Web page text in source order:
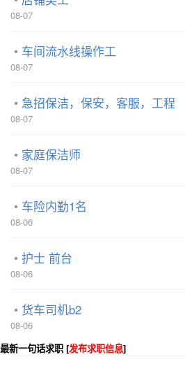
08-07
车间流水线操作工
08-07
急招保洁，保安，客服，工程
08-07
家庭保洁师
08-07
车险内勤1名
08-06
护士 前台
08-06
货车司机b2
08-06
最新一句话求职 [发布求职信息]